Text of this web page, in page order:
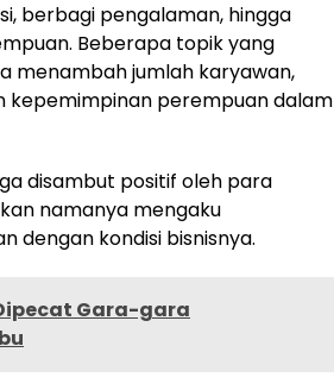
berbagi pengalaman, hingga
Beberapa topik yang
menambah jumlah karyawan,
kepemimpinan perempuan dalam
disambut positif oleh para
namanya mengaku
dengan kondisi bisnisnya.
Gara-gara